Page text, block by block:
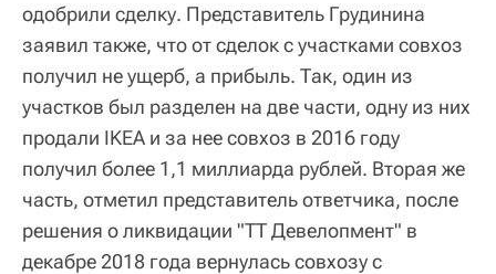
одобрили сделку. Представитель Грудинина
заявил также, что от сделок с участками совхоз
получил не ущерб, а прибыль. Так, один из
участков был разделен на две части, одну из них
продали IKEA и за нее совхоз в 2016 году
получил более 1,1 миллиарда рублей. Вторая же
часть, отметил представитель ответчика, после
решения о ликвидации "ТТ Девелопмент" в
декабре 2018 года вернулась совхозу с